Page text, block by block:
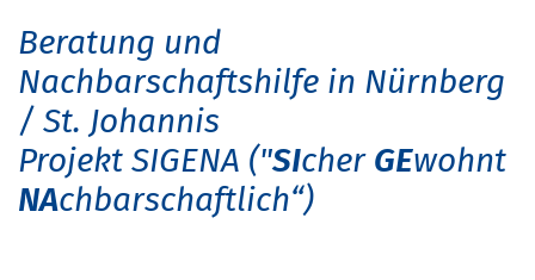
Beratung und
Nachbarschaftshilfe in Nürnberg
/ St. Johannis
Projekt SIGENA ("SIcher GEwohnt
NAchbarschaftlich“)